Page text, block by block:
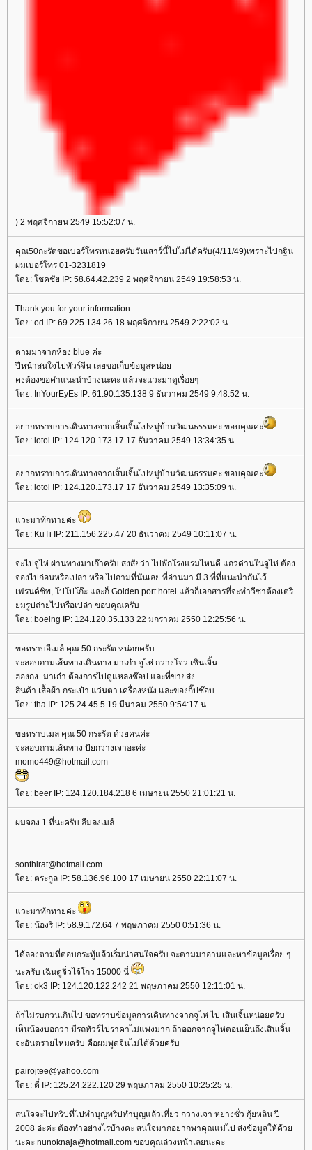
) 2 พฤศจิกายน 2549 15:52:07 น.
คุณ50กะรัตขอเบอร์โทรหน่อยครับวันเสาร์นี้ไปไม่ได้ครับ(4/11/49)เพราะไปกฐิน
ผมเบอร์โทร 01-3231819
ดย: โชคชัย IP: 58.64.42.239 2 พฤศจิกายน 2549 19:58:53 น.
Thank you for your information.
ดย: od IP: 69.225.134.26 18 พฤศจิกายน 2549 2:22:02 น.
ตามมาจากห้อง blue ค่ะ
ปีหน้าสนใจไปทัวร์จีน เลยขอเก็บข้อมูลหน่อ
คงต้องขอคำแนะนำบ้างนะคะ แล้วจะแวะมาดูเรื่อยๆ
ดย: InYourEyEs IP: 61.90.135.138 9 ธันวาคม 2549 9:48:52 น.
อยากทราบการเดินทางจากเสิ้นเจิ้นไปหมู่บ้านวัฒนธรรมค่ะ ขอบคุณค่ะ
ดย: lotoi IP: 124.120.173.17 17 ธันวาคม 2549 13:34:35 น.
อยากทราบการเดินทางจากเสิ้นเจิ้นไปหมู่บ้านวัฒนธรรมค่ะ ขอบคุณค่ะ
ดย: lotoi IP: 124.120.173.17 17 ธันวาคม 2549 13:35:09 น.
วะมาท้กทายค่ะ
ดย: KuTi IP: 211.156.225.47 20 ธันวาคม 2549 10:11:07 น.
จะไปจูไห่ ผ่านทางมาเก๊าครับ สงสัยว่า ไปพักโรงแรมไหนดี แถวด่านในจูไห่ ต้อง
จองไปก่อนหรือเปล่า หรือ ไปถามที่นั่นเลย ที่อ่านมา มี 3 ที่ที่แนะนำกันไว้
เฟรนด์ชิพ, โปโปโก๊ะ และก็ Golden port hotel แล้วก็เอกสารที่จะทำวีซ่าต้องเตรี
มรูปถ่ายไปหรือเปล่า ขอบคุณครับ
ดย: boeing IP: 124.120.35.133 22 มกราคม 2550 12:25:56 น.
ขอทราบอีเมล์ คุณ 50 กระรัต หน่อยครับ
จะสอบถามเส้นทางเดินทาง มาเก๋า จูไห่ กวางโจว เซินเจิ้น
ฮ่องกง -มาเก๋า ต้องการไปดูแหล่งช๊อป และที่ขายส่ง
สินค้า เสื้อผ้า กระเป๋า แว่นตา เครื่องหนัง และของกิ๊ปช๊อบ
ดย: tha IP: 125.24.45.5 19 มีนาคม 2550 9:54:17 น.
ขอทราบเมล คุณ 50 กระรัต ด้วยคนค่ะ
จะสอบถามเส้นทาง ปัยกวางเจาอะค่ะ
momo449@hotmail.com
ดย: beer IP: 124.120.184.218 6 เมษายน 2550 21:01:21 น.
ผมจอง 1 ที่นะครับ ลืมลงเมล์
sonthirat@hotmail.com
ดย: ตระกูล IP: 58.136.96.100 17 เมษายน 2550 22:11:07 น.
วะมาทักทายค่ะ
ดย: น้องรี่ IP: 58.9.172.64 7 พฤษภาคม 2550 0:51:36 น.
ได้ลองตามที่ตอบกระทู้แล้วเริ่มน่าสนใจครับ จะตามมาอ่านและหาข้อมูลเรื่อย ๆ
นะครับ เฉินตูจิ่วไจ้โกว 15000 นี่
ดย: ok3 IP: 124.120.122.242 21 พฤษภาคม 2550 12:11:01 น.
ถ้าไม่รบกวนเกินไป ขอทราบข้อมูลการเดินทางจากจูไห่ ไป เสินเจิ้นหน่อยครับ
เห็นน้องบอกว่า มีรถทัวร์ไปราคาไม่แพงมาก ถ้าออกจากจูไห่ตอนเย็นถึงเสินเจิ้น
จะอันตรายไหมครับ คือผมพูดจีนไม่ได้ด้วยครับ
pairojtee@yahoo.com
ดย: ตี๋ IP: 125.24.222.120 29 พฤษภาคม 2550 10:25:25 น.
สนใจจะไปทริปที่ไปทำบุญทริปทำบุญแล้วเที่ยว กวางเจา หยางซั่ว กุ้ยหลิน ปี
2008 อ่ะค่ะ ต้องทำอย่างไรบ้างคะ สนใจมากอยากพาคุณแม่ไป ส่งข้อมูลให้ด้ว
นะคะ nunoknaja@hotmail.com ขอบคุณล่วงหน้าเลยนะคะ